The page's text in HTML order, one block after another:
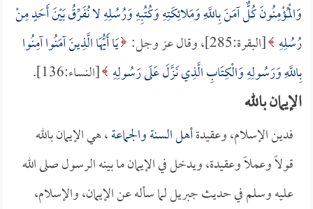
وَالْمُؤْمِنُونَ كُلٌّ آمَنَ بِاللَّهِ وَمَلائِكَتِهِ وَكُتُبِهِ وَرُسُلِهِ لا نُفَرِّقُ بَيْنَ أَحَدٍ مِنْ
رُسُلِهِ [البقرة:285]، وقال عز وجل:
يَا أَيُّهَا الَّذِينَ آمَنُوا آمِنُوا
بِاللَّهِ وَرَسُولِهِ وَالْكِتَابِ الَّذِي نَزَّلَ عَلَى رَسُولِهِ [النساء:136].
الإيمان بالله
فدين الإسلام، وعقيدةأهل السنة والجماعة، هي الإيمان بالله
قولاً وعملاً وعقيدة، ويدخل في الإيمان ما بينه الرسول صلى الله
عليه وسلم في حديث جبريل لما سأله عن الإيمان، والإسلام،